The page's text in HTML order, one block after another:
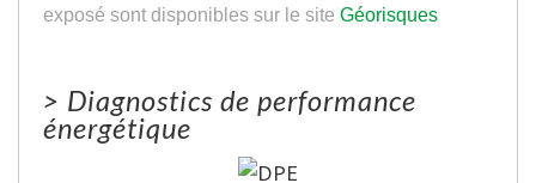
exposé sont disponibles sur le site Géorisques
> Diagnostics de performance
énergétique